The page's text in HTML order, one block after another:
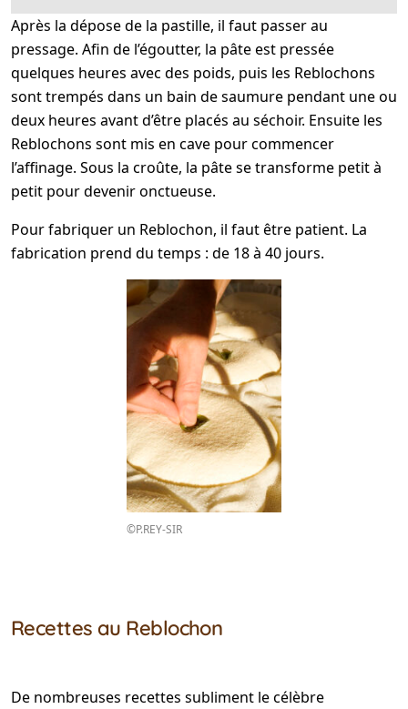
Après la dépose de la pastille, il faut passer au
pressage. Afin de l’égoutter, la pâte est pressée
quelques heures avec des poids, puis les Reblochons
sont trempés dans un bain de saumure pendant une ou
deux heures avant d’être placés au séchoir. Ensuite les
Reblochons sont mis en cave pour commencer
l’affinage. Sous la croûte, la pâte se transforme petit à
petit pour devenir onctueuse.
Pour fabriquer un Reblochon, il faut être patient. La
fabrication prend du temps : de 18 à 40 jours.
©P.REY-SIR
Recettes au Reblochon
De nombreuses recettes subliment le célèbre